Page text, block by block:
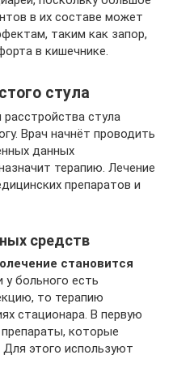
в их составе может
таким как запор,
в кишечнике.
стула
стула
Врач начнёт проводить
данных
терапию. Лечение
препаратов и
средств
становится
у больного есть
то терапию
стационара. В первую
которые
этого используют